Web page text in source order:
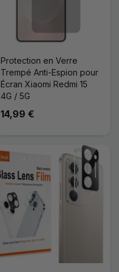
Protection en Verre
Trempé Anti-Espion pour
Écran Xiaomi Redmi 15
4G / 5G
14,99 €